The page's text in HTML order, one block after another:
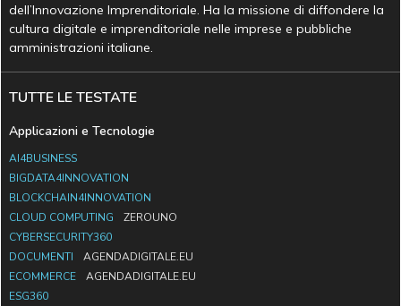
dell’Innovazione Imprenditoriale. Ha la missione di diffondere la
cultura digitale e imprenditoriale nelle imprese e pubbliche
amministrazioni italiane.
TUTTE LE TESTATE
Applicazioni e Tecnologie
AI4BUSINESS
BIGDATA4INNOVATION
BLOCKCHAIN4INNOVATION
CLOUD COMPUTING
ZEROUNO
CYBERSECURITY360
DOCUMENTI
AGENDADIGITALE.EU
ECOMMERCE
AGENDADIGITALE.EU
ESG360